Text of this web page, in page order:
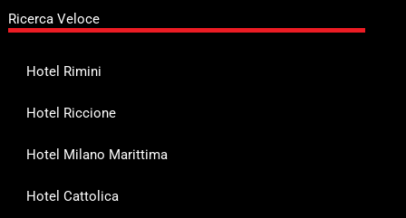
Ricerca Veloce
Hotel Rimini
Hotel Riccione
Hotel Milano Marittima
Hotel Cattolica